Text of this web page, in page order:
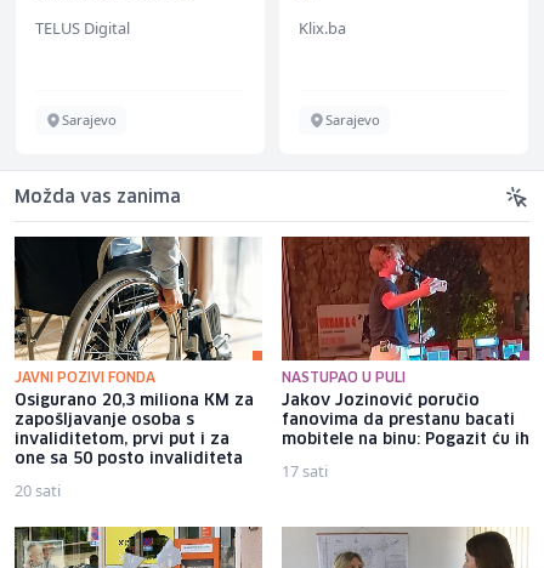
renommiertes
TELUS Digital
Sarajevo
Klix.ba
Sarajevo
Možda vas zanima
JAVNI POZIVI FONDA
Osigurano 20,3 miliona KM za
zapošljavanje osoba s
invaliditetom, prvi put i za
one sa 50 posto invaliditeta
20 sati
NASTUPAO U PULI
Jakov Jozinović poručio
fanovima da prestanu bacati
mobitele na binu: Pogazit ću ih
17 sati